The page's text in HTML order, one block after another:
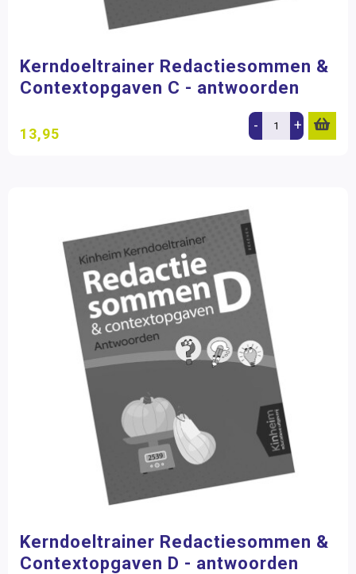
Kerndoeltrainer Redactiesommen &
Contextopgaven C - antwoorden
13,95 - +
Kerndoeltrainer Redactiesommen &
Contextopgaven D - antwoorden